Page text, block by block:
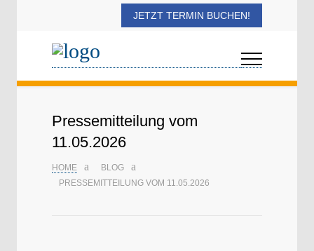
JETZT TERMIN BUCHEN!
Pressemitteilung vom
11.05.2026
HOME
BLOG
PRESSEMITTEILUNG VOM 11.05.2026